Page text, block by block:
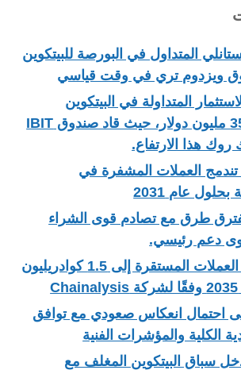
المتداول في البورصة للبيتكوين
ويزدوم تري في وقت قياسي
المتداولة في البيتكوين
تدفقات بقيمة 358 مليون دولار، حيث قاد صندوق IBIT
روك هذا الارتفاع.
العملات المشفرة في
بحلول عام 2031
طرق مع تصادم قوى الشراء
دعم رئيسي.
قد تصل تدفقات العملات المستقرة إلى 1.5 كوادريليون
احتمال انعكاس صعودي مع توافق
الكلية والمؤشرات الفنية
سباق البيتكوين المغلف مع